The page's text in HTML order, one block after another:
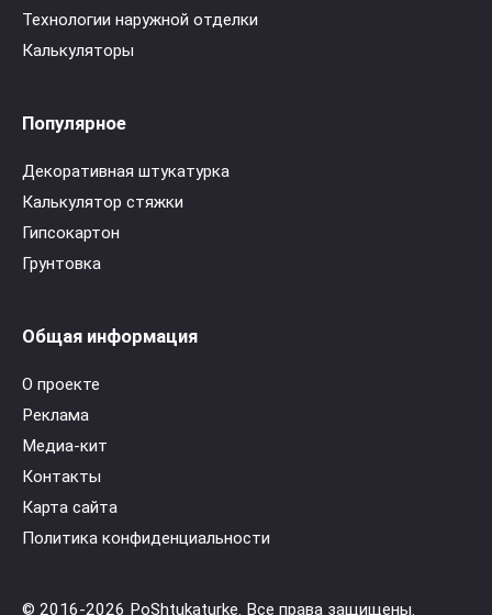
Технологии наружной отделки
Калькуляторы
Популярное
Декоративная штукатурка
Калькулятор стяжки
Гипсокартон
Грунтовка
Общая информация
О проекте
Реклама
Медиа-кит
Контакты
Карта сайта
Политика конфиденциальности
© 2016-2026 PoShtukaturke. Все права защищены.